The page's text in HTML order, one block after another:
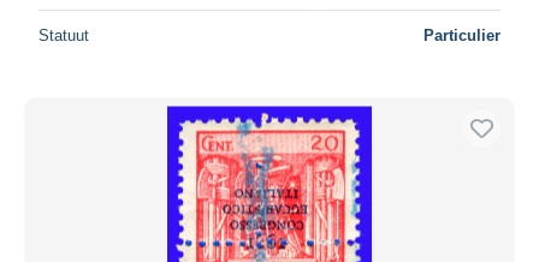
Statuut Particulier